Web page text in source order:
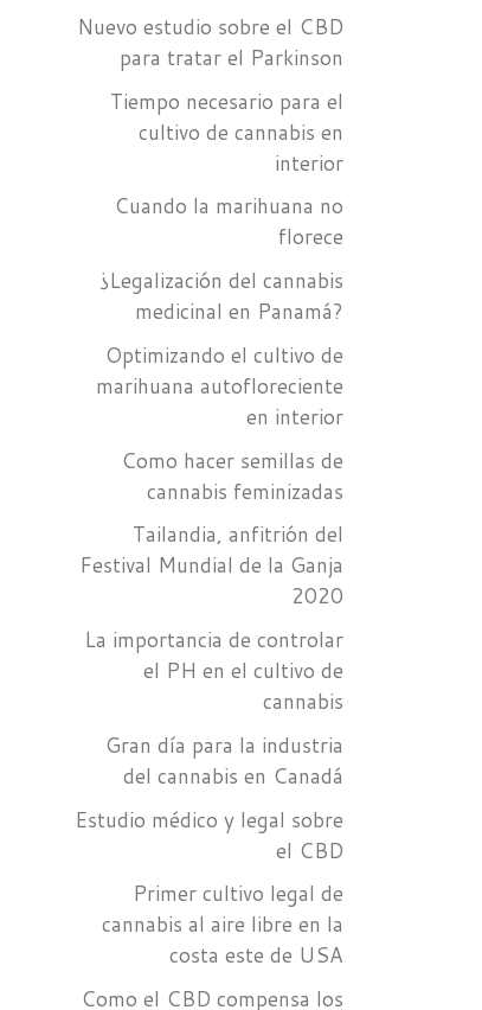
Nuevo estudio sobre el CBD
para tratar el Parkinson
Tiempo necesario para el
cultivo de cannabis en
interior
Cuando la marihuana no
florece
¿Legalización del cannabis
medicinal en Panamá?
Optimizando el cultivo de
marihuana autofloreciente
en interior
Como hacer semillas de
cannabis feminizadas
Tailandia, anfitrión del
Festival Mundial de la Ganja
2020
La importancia de controlar
el PH en el cultivo de
cannabis
Gran día para la industria
del cannabis en Canadá
Estudio médico y legal sobre
el CBD
Primer cultivo legal de
cannabis al aire libre en la
costa este de USA
Como el CBD compensa los